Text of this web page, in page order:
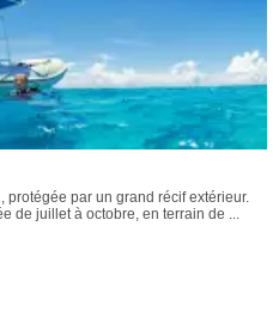
par un grand récif extérieur.
de juillet à octobre, en terrain de ...